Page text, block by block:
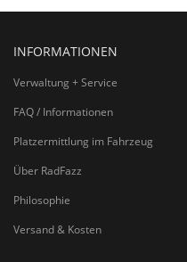
INFORMATIONEN
Verwaltung + Service
FAQ / Informationen
Platzermittlung im Fahrzeug
Über RadFazz
Philosophie
Versand & Kosten